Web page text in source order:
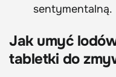
sentymentalną.
Jak umyć
tabletki do